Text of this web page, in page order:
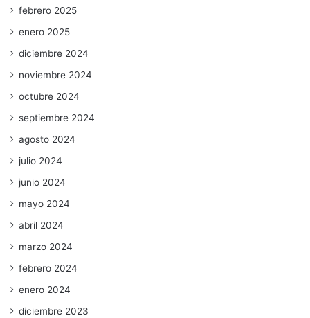
febrero 2025
enero 2025
diciembre 2024
noviembre 2024
octubre 2024
septiembre 2024
agosto 2024
julio 2024
junio 2024
mayo 2024
abril 2024
marzo 2024
febrero 2024
enero 2024
diciembre 2023